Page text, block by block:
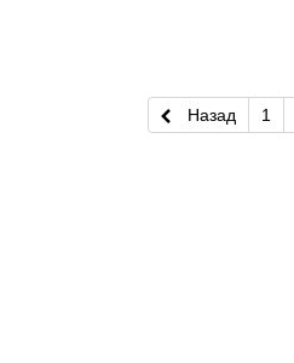
Назад 1